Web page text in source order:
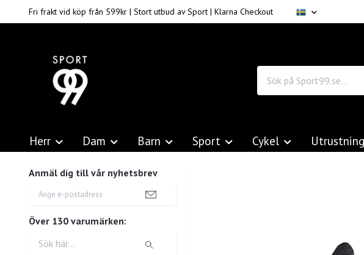
Fri frakt vid köp från 599kr | Stort utbud av Sport | Klarna Checkout
Herr Dam Barn Sport Cykel Utrustning
Anmäl dig till vår nyhetsbrev
Över 130 varumärken: